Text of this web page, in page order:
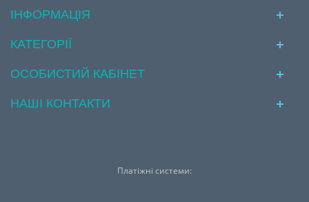
ІНФОРМАЦІЯ
КАТЕГОРІЇ
ОСОБИСТИЙ КАБІНЕТ
НАШІ КОНТАКТИ
Платіжні системи: